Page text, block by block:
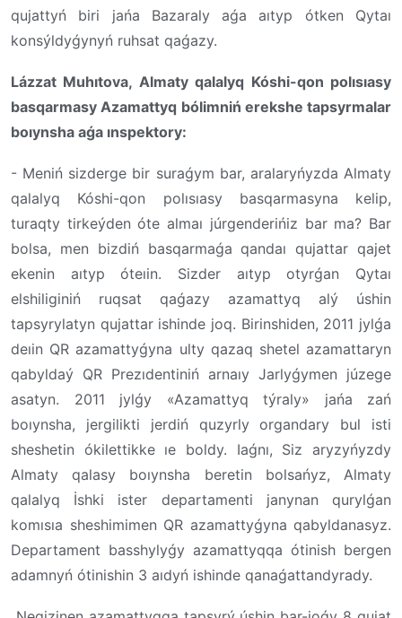
qujattyń biri jańa Bazaraly aǵa aıtyp ótken Qytaı
konsýldyǵynyń ruhsat qaǵazy.
Lázzat Muhıtova, Almaty qalalyq Kóshi-qon polısıasy
basqarmasy Azamattyq bólimniń erekshe tapsyrmalar
boıynsha aǵa ınspektory:
- Meniń sizderge bir suraǵym bar, aralaryńyzda Almaty
qalalyq Kóshi-qon polısıasy basqarmasyna kelip,
turaqty tirkeýden óte almaı júrgenderińiz bar ma? Bar
bolsa, men bizdiń basqarmaǵa qandaı qujattar qajet
ekenin aıtyp óteıin. Sizder aıtyp otyrǵan Qytaı
elshiliginiń ruqsat qaǵazy azamattyq alý úshin
tapsyrylatyn qujattar ishinde joq. Birinshiden, 2011 jylǵa
deıin QR azamattyǵyna ulty qazaq shetel azamattaryn
qabyldaý QR Prezıdentiniń arnaıy Jarlyǵymen júzege
asatyn. 2011 jylǵy «Azamattyq týraly» jańa zań
boıynsha, jergilikti jerdiń quzyrly organdary bul isti
sheshetin ókilettikke ıe boldy. Iaǵnı, Siz aryzyńyzdy
Almaty qalasy boıynsha beretin bolsańyz, Almaty
qalalyq İshki ister departamenti janynan qurylǵan
komısıa sheshimimen QR azamattyǵyna qabyldanasyz.
Departament basshylyǵy azamattyqqa ótinish bergen
adamnyń ótinishin 3 aıdyń ishinde qanaǵattandyrady.